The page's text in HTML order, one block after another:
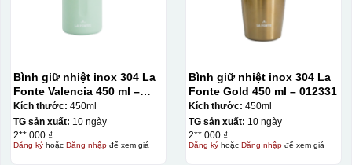
Màu tím
Khó khăn trong việc
in chuyển màu (dễ
sắc)
Chất liệu in decal
Dán được lên nhiều
bề mặt, phẳng và
Bình giữ nhiệt inox 304 La
Fonte Valencia 450 ml –
012355
Kích thước: 450ml
TG sản xuất: 10 ngày
2**.000 ₫
Đăng kýhoặc Đăng nhậpđể xem giá
Bình giữ nhiệt inox 304 La
Fonte Gold 450 ml – 012331
Kích thước: 450ml
TG sản xuất: 10 ngày
2**.000 ₫
Đăng kýhoặc Đăng nhậpđể xem giá